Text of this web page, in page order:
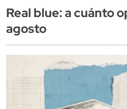
Real blue: a cuánto
agosto